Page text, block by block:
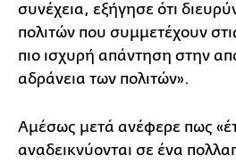
συνέχεια, εξήγησε ότι
πολιτών που συμμετέχουν
πιο ισχυρή απάντηση στην
αδράνεια των πολιτών».
Αμέσως μετά ανέφερε πως
αναδεικνύονται σε ένα